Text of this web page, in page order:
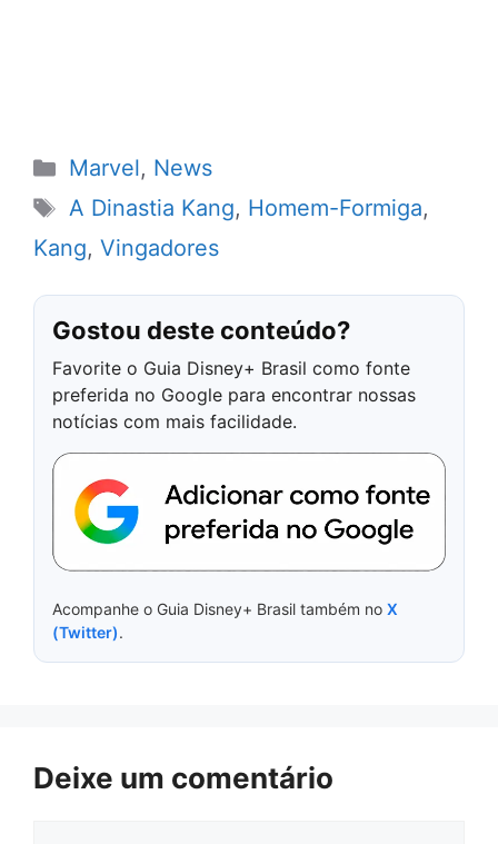
Categorias
Marvel, News
Tags
A Dinastia Kang, Homem-Formiga,
Kang, Vingadores
Gostou deste conteúdo?
Favorite o Guia Disney+ Brasil como fonte
preferida no Google para encontrar nossas
notícias com mais facilidade.
Acompanhe o Guia Disney+ Brasil também no X
(Twitter).
Deixe um comentário